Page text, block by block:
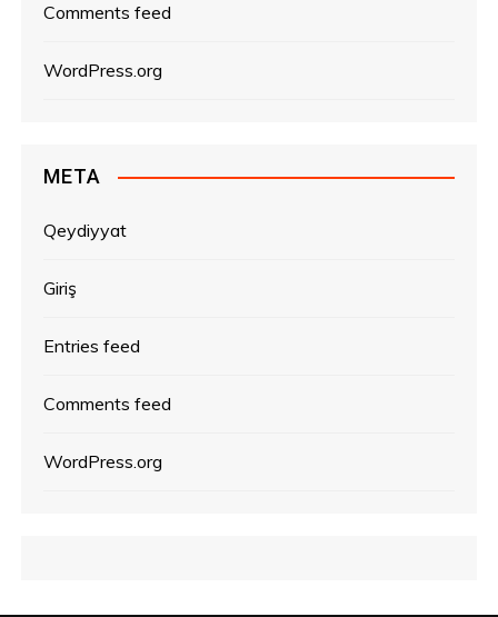
Comments feed
WordPress.org
META
Qeydiyyat
Giriş
Entries feed
Comments feed
WordPress.org